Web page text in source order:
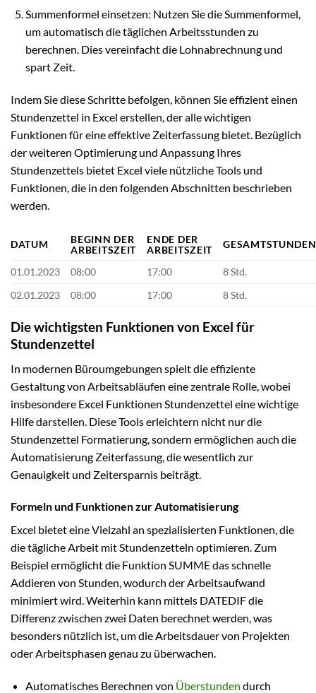
Summenformel einsetzen: Nutzen Sie die Summenformel,
um automatisch die täglichen Arbeitsstunden zu
berechnen. Dies vereinfacht die Lohnabrechnung und
spart Zeit.
Indem Sie diese Schritte befolgen, können Sie effizient einen
Stundenzettel in Excel erstellen, der alle wichtigen
Funktionen für eine effektive Zeiterfassung bietet. Bezüglich
der weiteren Optimierung und Anpassung Ihres
Stundenzettels bietet Excel viele nützliche Tools und
Funktionen, die in den folgenden Abschnitten beschrieben
werden.
DATUM
BEGINN DER
ARBEITSZEIT
ENDE DER
ARBEITSZEIT
GESAMTSTUNDEN
01.01.2023 08:00 17:00
8 Std.
02.01.2023
08:00 17:00 8 Std.
Die wichtigsten Funktionen von Excel für
Stundenzettel
In modernen Büroumgebungen spielt die effiziente
Gestaltung von Arbeitsabläufen eine zentrale Rolle, wobei
insbesondere Excel Funktionen Stundenzettel eine wichtige
Hilfe darstellen. Diese Tools erleichtern nicht nur die
Stundenzettel Formatierung, sondern ermöglichen auch die
Automatisierung Zeiterfassung, die wesentlich zur
Genauigkeit und Zeitersparnis beiträgt.
Formeln und Funktionen zur Automatisierung
Excel bietet eine Vielzahl an spezialisierten Funktionen, die
die tägliche Arbeit mit Stundenzetteln optimieren. Zum
Beispiel ermöglicht die Funktion SUMME das schnelle
Addieren von Stunden, wodurch der Arbeitsaufwand
minimiert wird. Weiterhin kann mittels DATEDIF die
Differenz zwischen zwei Daten berechnet werden, was
besonders nützlich ist, um die Arbeitsdauer von Projekten
oder Arbeitsphasen genau zu überwachen.
Automatisches Berechnen von Überstunden durch